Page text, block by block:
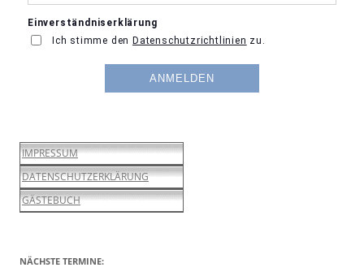
IMPRESSUM
DATENSCHUTZERKLÄRUNG
GÄSTEBUCH
NÄCHSTE TERMINE: